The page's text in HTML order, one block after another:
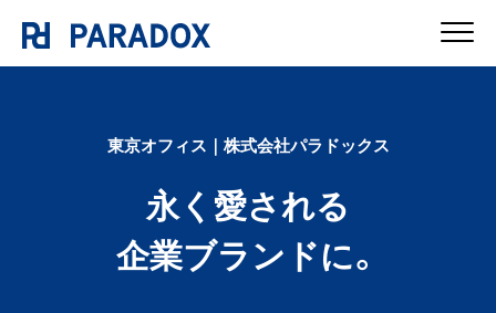
東京オフィス｜株式会社パラドックス
永く愛される
企業ブランドに。